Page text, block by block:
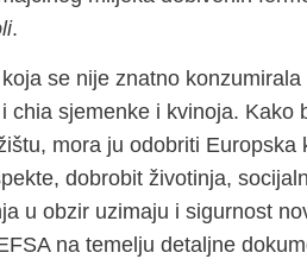
.
se nije znatno
chia sjemenke i kvinoja.
mora ju odobriti
dobrobit životinja,
u obzir uzimaju i sigurnost
na temelju detaljne